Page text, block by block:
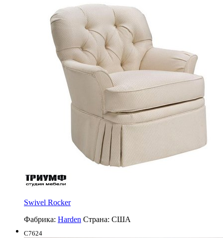
Swivel Rocker
Фабрика: Harden Страна: США
C7624